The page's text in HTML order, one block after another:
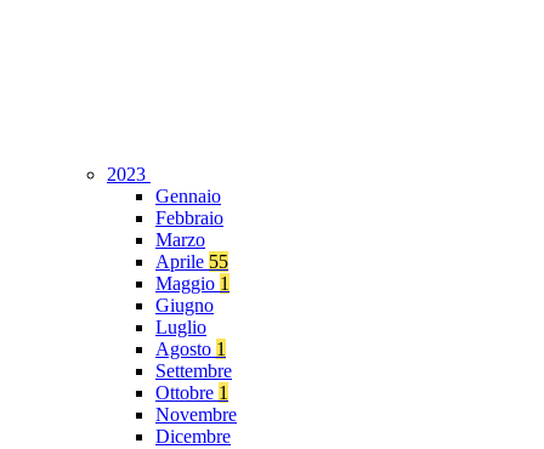
2023
Gennaio
Febbraio
Marzo
Aprile 55
Maggio 1
Giugno
Luglio
Agosto 1
Settembre
Ottobre 1
Novembre
Dicembre